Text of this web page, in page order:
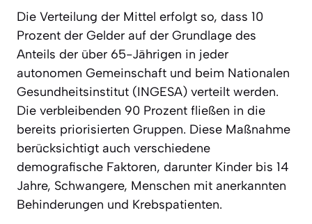
Die Verteilung der Mittel erfolgt so, dass 10
Prozent der Gelder auf der Grundlage des
Anteils der über 65-Jährigen in jeder
autonomen Gemeinschaft und beim Nationalen
Gesundheitsinstitut (INGESA) verteilt werden.
Die verbleibenden 90 Prozent fließen in die
bereits priorisierten Gruppen. Diese Maßnahme
berücksichtigt auch verschiedene
demografische Faktoren, darunter Kinder bis 14
Jahre, Schwangere, Menschen mit anerkannten
Behinderungen und Krebspatienten.